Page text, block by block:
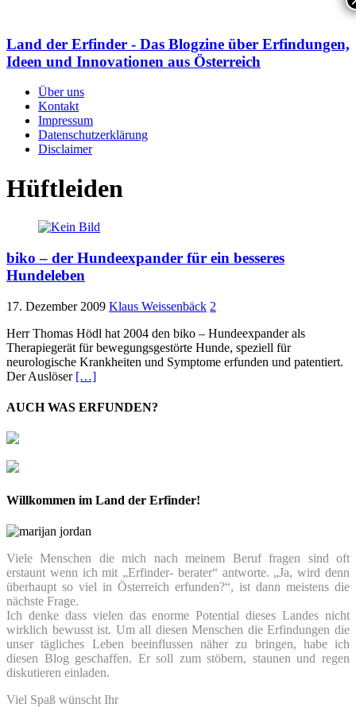
Land der Erfinder - Das Blogzine über Erfindungen,
Ideen und Innovationen aus Österreich
Über uns
Kontakt
Impressum
Datenschutzerklärung
Disclaimer
Hüftleiden
biko – der Hundeexpander für ein besseres
Hundeleben
17. Dezember 2009 Klaus Weissenbäck 2
Herr Thomas Hödl hat 2004 den­ biko – Hundeexpander als
Therapiegerät für bewegungsgestörte Hunde, speziell für
neurologische Krankheiten und Symptome erfunden und patentiert.
Der Auslöser […]
AUCH WAS ERFUNDEN?
Willkommen im Land der Erfinder!
Viele Menschen die mich nach meinem Beruf fragen sind oft
erstaunt wenn ich mit „Erfinder- berater“ antworte. „Ja, wird denn
überhaupt so viel in Österreich erfunden?“, ist dann meistens die
nächste Frage.
Ich denke dass vielen das enorme Potential dieses Landes nicht
wirklich bewusst ist. Um all diesen Menschen die Erfindungen die
unser tägliches Leben beeinflussen näher zu bringen, habe ich
diesen Blog geschaffen. Er soll zum stöbern, staunen und regen
diskutieren einladen.
Viel Spaß wünscht Ihr